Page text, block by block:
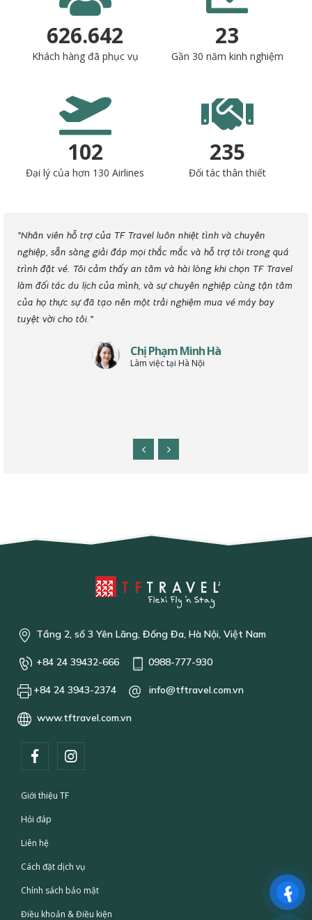
751.081
Khách hàng đã phục vụ
28
Gần 30 năm kinh nghiệm
122
Đại lý của hơn 130 Airlines
282
Đối tác thân thiết
"Nhân viên hỗ trợ của TF Travel luôn nhiệt tình và chuyên
nghiệp, sẵn sàng giải đáp mọi thắc mắc và hỗ trợ tôi trong quá
trình đặt vé. Tôi cảm thấy an tâm và hài lòng khi chọn TF Travel
làm đối tác du lịch của mình, và sự chuyên nghiệp cùng tận tâm
của họ thực sự đã tạo nên một trải nghiệm mua vé máy bay
tuyệt vời cho tôi."
Chị Phạm Minh Hà
Làm việc tại Hà Nội
Tầng 2, số 3 Yên Lãng, Đống Đa, Hà Nội, Việt Nam
+84 24 39432-666 0988-777-930
+84 24 3943-2374 info@tftravel.com.vn
www.tftravel.com.vn
Giới thiệu TF
Hỏi đáp
Liên hệ
Cách đặt dịch vụ
Chính sách bảo mật
Điều khoản & Điều kiện